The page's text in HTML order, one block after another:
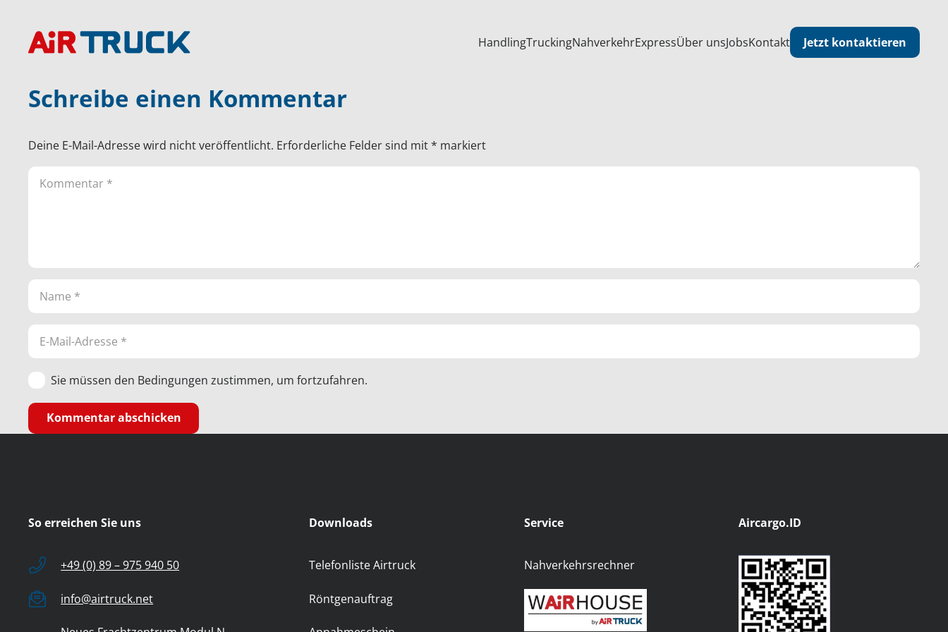
HandlingTruckingNahverkehrExpressÜber unsJobsKontakt Jetzt kontaktieren
Schreibe einen Kommentar
Deine E-Mail-Adresse wird nicht veröffentlicht. Erforderliche Felder sind mit* markiert
Sie müssen den Bedingungen zustimmen, um fortzufahren.
Kommentar abschicken
So erreichen Sie uns
+49 (0) 89 – 975 940 50
info@airtruck.net
Downloads
Telefonliste Airtruck
Röntgenauftrag
Service
Nahverkehrsrechner
Aircargo.ID